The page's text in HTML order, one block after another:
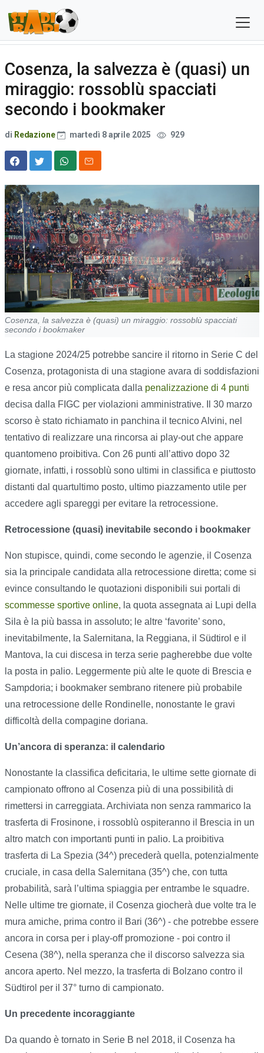
Cosenza, la salvezza è (quasi) un
miraggio: rossoblù spacciati
secondo i bookmaker
di Redazione martedì 8 aprile 2025 929
Cosenza, la salvezza è (quasi) un miraggio: rossoblù spacciati
secondo i bookmaker
La stagione 2024/25 potrebbe sancire il ritorno in Serie C del
Cosenza, protagonista di una stagione avara di soddisfazioni
e resa ancor più complicata dalla penalizzazione di 4 punti
decisa dalla FIGC per violazioni amministrative. Il 30 marzo
scorso è stato richiamato in panchina il tecnico Alvini, nel
tentativo di realizzare una rincorsa ai play-out che appare
quantomeno proibitiva. Con 26 punti all’attivo dopo 32
giornate, infatti, i rossoblù sono ultimi in classifica e piuttosto
distanti dal quartultimo posto, ultimo piazzamento utile per
accedere agli spareggi per evitare la retrocessione.
Retrocessione (quasi) inevitabile secondo i bookmaker
Non stupisce, quindi, come secondo le agenzie, il Cosenza
sia la principale candidata alla retrocessione diretta; come si
evince consultando le quotazioni disponibili sui portali di
scommesse sportive online, la quota assegnata ai Lupi della
Sila è la più bassa in assoluto; le altre ‘favorite’ sono,
inevitabilmente, la Salernitana, la Reggiana, il Südtirol e il
Mantova, la cui discesa in terza serie pagherebbe due volte
la posta in palio. Leggermente più alte le quote di Brescia e
Sampdoria; i bookmaker sembrano ritenere più probabile
una retrocessione delle Rondinelle, nonostante le gravi
difficoltà della compagine doriana.
Un’ancora di speranza: il calendario
Nonostante la classifica deficitaria, le ultime sette giornate di
campionato offrono al Cosenza più di una possibilità di
rimettersi in carreggiata. Archiviata non senza rammarico la
trasferta di Frosinone, i rossoblù ospiteranno il Brescia in un
altro match con importanti punti in palio. La proibitiva
trasferta di La Spezia (34^) precederà quella, potenzialmente
cruciale, in casa della Salernitana (35^) che, con tutta
probabilità, sarà l’ultima spiaggia per entrambe le squadre.
Nelle ultime tre giornate, il Cosenza giocherà due volte tra le
mura amiche, prima contro il Bari (36^) - che potrebbe essere
ancora in corsa per i play-off promozione - poi contro il
Cesena (38^), nella speranza che il discorso salvezza sia
ancora aperto. Nel mezzo, la trasferta di Bolzano contro il
Südtirol per il 37° turno di campionato.
Un precedente incoraggiante
Da quando è tornato in Serie B nel 2018, il Cosenza ha